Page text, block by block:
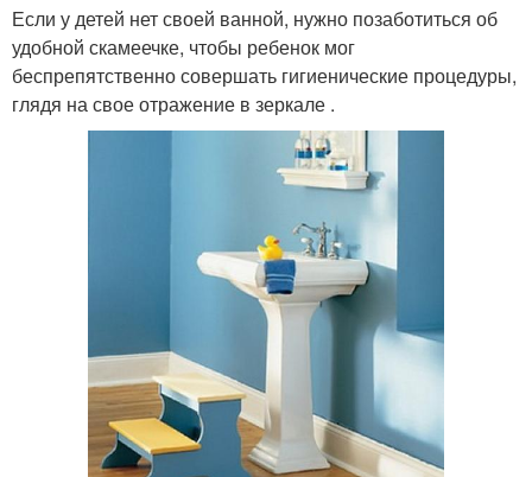
Если у детей нет своей ванной, нужно позаботиться об
удобной скамеечке, чтобы ребенок мог
беспрепятственно совершать гигиенические процедуры,
глядя на свое отражение в зеркале .